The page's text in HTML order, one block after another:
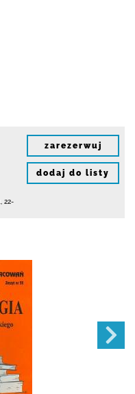
22-
zarezerwuj
dodaj do listy